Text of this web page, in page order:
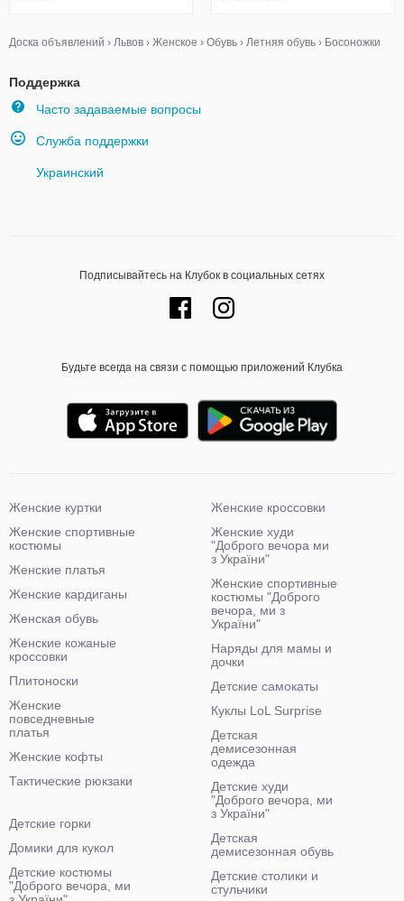
Доска объявлений › Львов › Женское › Обувь › Летняя обувь › Босоножки
Поддержка
Часто задаваемые вопросы
Служба поддержки
Украинский
Подписывайтесь на Клубок в социальных сетях
Будьте всегда на связи с помощью приложений Клубка
Женские куртки
Женские спортивные
костюмы
Женские платья
Женские кардиганы
Женская обувь
Женские кожаные
кроссовки
Плитоноски
Женские
повседневные
платья
Женские кофты
Тактические рюкзаки
Женские кроссовки
Женские худи
"Доброго вечора ми
з України"
Женские спортивные
костюмы "Доброго
вечора, ми з
України"
Наряды для мамы и
дочки
Детские самокаты
Куклы LoL Surprise
Детская
демисезонная
одежда
Детские худи
"Доброго вечора, ми
з України"
Детская
демисезонная обувь
Детские столики и
стульчики
Детские горки
Домики для кукол
Детские костюмы
"Доброго вечора, ми